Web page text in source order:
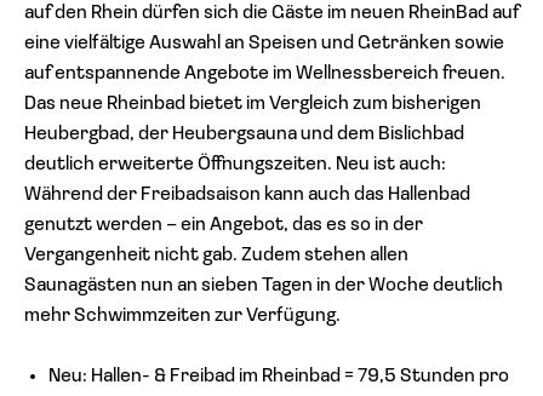
auf den Rhein dürfen sich die Gäste im neuen RheinBad auf
eine vielfältige Auswahl an Speisen und Getränken sowie
auf entspannende Angebote im Wellnessbereich freuen.
Das neue Rheinbad bietet im Vergleich zum bisherigen
Heubergbad, der Heubergsauna und dem Bislichbad
deutlich erweiterte Öffnungszeiten. Neu ist auch:
Während der Freibadsaison kann auch das Hallenbad
genutzt werden – ein Angebot, das es so in der
Vergangenheit nicht gab. Zudem stehen allen
Saunagästen nun an sieben Tagen in der Woche deutlich
mehr Schwimmzeiten zur Verfügung.
Neu: Hallen- & Freibad im Rheinbad = 79,5 Stunden pro